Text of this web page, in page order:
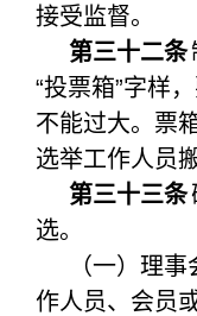
接受监督。
第三十二条
“投票箱”字样
不能过大。票
选举工作人员
第三十三条
选。
（一）理
作人员、会员